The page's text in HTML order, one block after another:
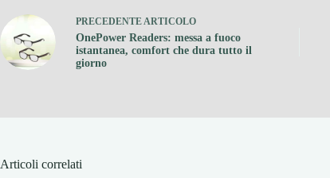
PRECEDENTEARTICOLO
OnePower Readers: messa a fuoco
istantanea, comfort che dura tutto il
giorno
Articoli correlati